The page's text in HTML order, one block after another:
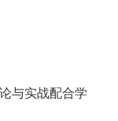
与实战配合学